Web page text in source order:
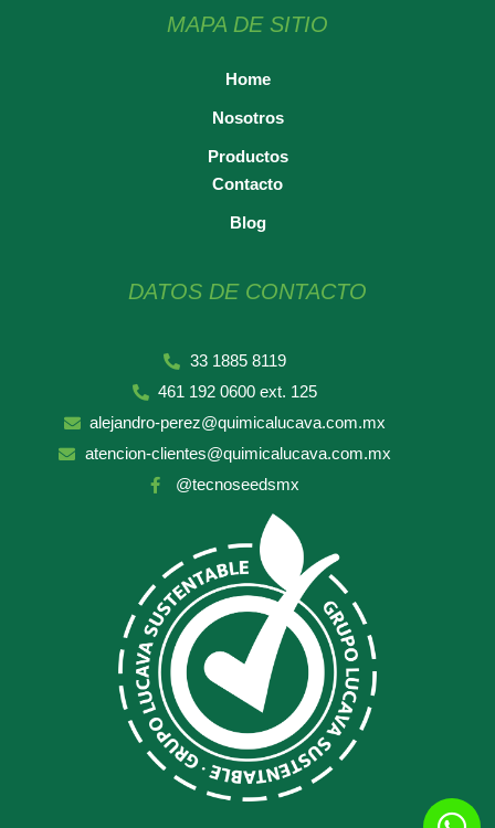
MAPA DE SITIO
Home
Nosotros
Productos
Contacto
Blog
DATOS DE CONTACTO
33 1885 8119
461 192 0600 ext. 125
alejandro-perez@quimicalucava.com.mx
atencion-clientes@quimicalucava.com.mx
@tecnoseedsmx